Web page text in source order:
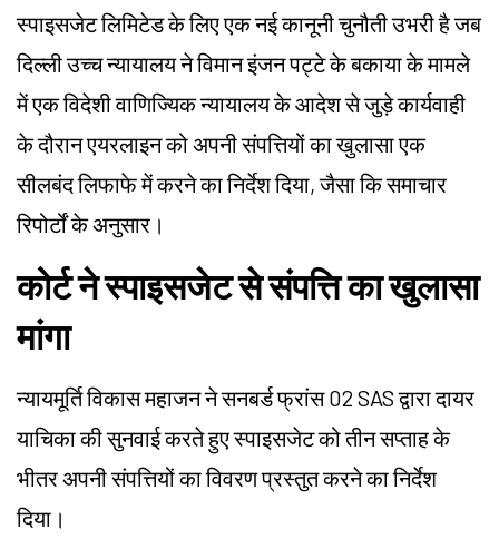
स्पाइसजेट लिमिटेड के लिए एक नई कानूनी चुनौती उभरी है जब
दिल्ली उच्च न्यायालय ने विमान इंजन पट्टे के बकाया के मामले
में एक विदेशी वाणिज्यिक न्यायालय के आदेश से जुड़े कार्यवाही
के दौरान एयरलाइन को अपनी संपत्तियों का खुलासा एक
सीलबंद लिफाफे में करने का निर्देश दिया, जैसा कि समाचार
रिपोर्टों के अनुसार।
कोर्ट ने स्पाइसजेट से संपत्ति का खुलासा
मांगा
न्यायमूर्ति विकास महाजन ने सनबर्ड फ्रांस 02 SAS द्वारा दायर
याचिका की सुनवाई करते हुए स्पाइसजेट को तीन सप्ताह के
भीतर अपनी संपत्तियों का विवरण प्रस्तुत करने का निर्देश
दिया।